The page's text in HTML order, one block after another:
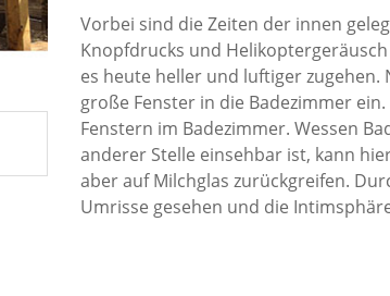
Vorbei sind die Zeiten der innen
Knopfdrucks und
es heute heller und luftiger zugehen.
große Fenster in die Badezimmer
Fenstern im Badezimmer. Wessen
anderer Stelle einsehbar ist, kann
aber auf Milchglas zurückgreifen.
Umrisse gesehen und die